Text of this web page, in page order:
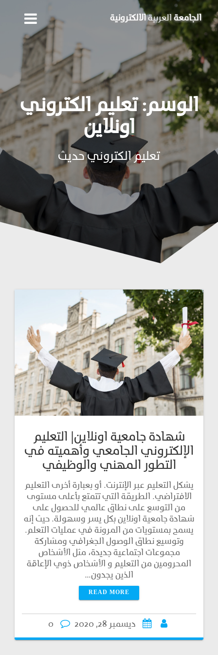
الجامعةالعربيةالالكترونية
الوسم:تعليم الكتروني
اونلاين
تعليم الكتروني حديث
شهادة جامعية اونلاين| التعليم
الإلكتروني الجامعي وأهميته في
التطور المهني والوظيفي
يشكل التعليم عبر الإنترنت. أو بعبارة أخرى التعليم
الافتراضي. الطريقة التي تتمتع بأعلى مستوى
من التوسع على نطاق عالمي للحصول على
شهادة جامعية اونلاين بكل يسر وسهولة. حيث إنه
يسمح بمستويات من المرونة في عمليات التعلم.
وتوسيع نطاق الوصول الجغرافي ومشاركة
مجموعات اجتماعية جديدة، مثل الأشخاص
المحرومين من التعليم و الأشخاص ذوي الإعاقة
الذين يجدون…
READ MORE
ديسمبر 28, 2020 0